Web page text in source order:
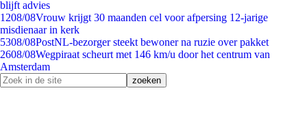
blijft advies
1208/08Vrouw krijgt 30 maanden cel voor afpersing 12-jarige
misdienaar in kerk
5308/08PostNL-bezorger steekt bewoner na ruzie over pakket
2608/08Wegpiraat scheurt met 146 km/u door het centrum van
Amsterdam